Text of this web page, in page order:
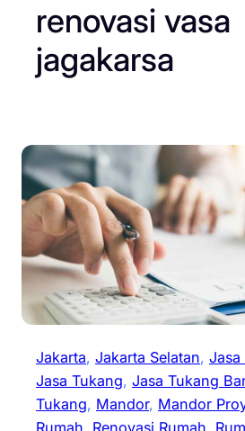
renovasi vasa
jagakarsa
Jakarta, Jakarta Selatan, Jasa
Jasa Tukang, Jasa Tukang
Tukang, Mandor, Mandor